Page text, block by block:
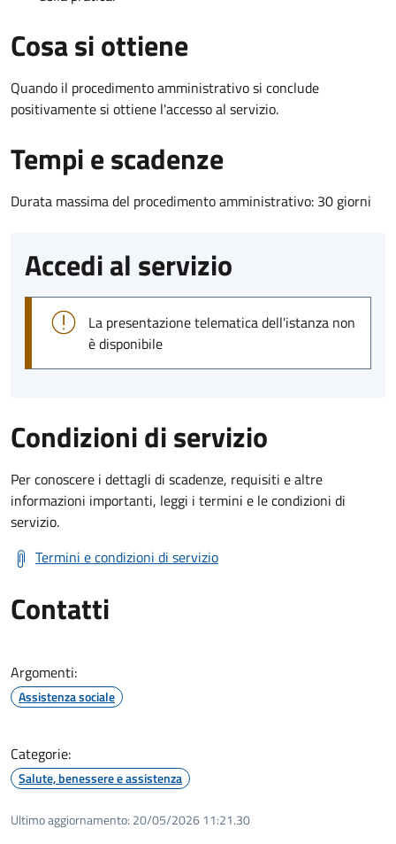
Cosa si ottiene
Quando il procedimento amministrativo si conclude
positivamente si ottiene l'accesso al servizio.
Tempi e scadenze
Durata massima del procedimento amministrativo: 30 giorni
Accedi al servizio
La presentazione telematica dell'istanza non
è disponibile
Condizioni di servizio
Per conoscere i dettagli di scadenze, requisiti e altre
informazioni importanti, leggi i termini e le condizioni di
servizio.
Termini e condizioni di servizio
Contatti
Argomenti:
Assistenza sociale
Categorie:
Salute, benessere e assistenza
Ultimo aggiornamento: 20/05/2026 11:21.30